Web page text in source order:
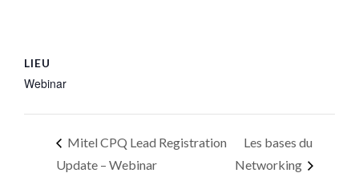
LIEU
Webinar
Mitel CPQ Lead Registration
Update – Webinar
Les bases du
Networking